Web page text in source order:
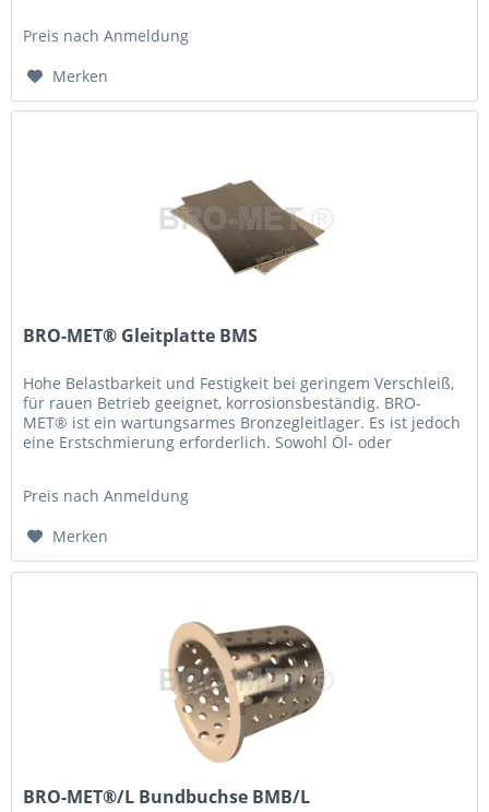
Preis nach Anmeldung
Merken
BRO-MET® Gleitplatte BMS
Hohe Belastbarkeit und Festigkeit bei geringem Verschleiß,
für rauen Betrieb geeignet, korrosionsbeständig. BRO-
MET® ist ein wartungsarmes Bronzegleitlager. Es ist jedoch
eine Erstschmierung er­forderlich. Sowohl Öl- oder
Preis nach Anmeldung
Merken
BRO-MET®/L Bundbuchse BMB/L